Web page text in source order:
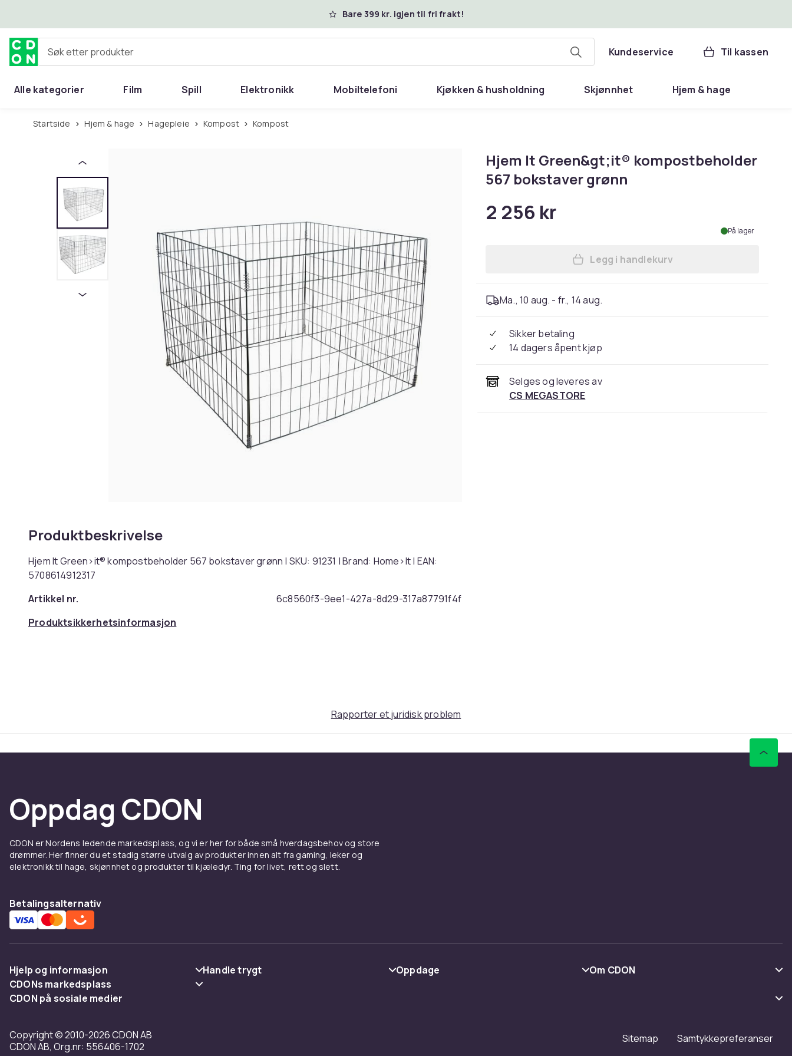
Bare 399 kr. igjen til fri frakt!
Søk etter produkter Kundeservice Til kassen
Alle kategorier Film Spill Elektronikk Mobiltelefoni Kjøkken & husholdning Skjønnhet Hjem & hage
Startside Hjem & hage Hagepleie Kompost Kompost
Produktbeskrivelse
Hjem It Green>it® kompostbeholder 567 bokstaver grønn | SKU: 91231 | Brand: Home>It | EAN:
5708614912317
Artikkel nr.
6c8560f3-9ee1-427a-8d29-317a87791f4f
Produktsikkerhetsinformasjon
Hjem It Green&gt;it® kompostbeholder
567 bokstaver grønn
2 256 kr
På lager
Legg Hjem It Green&gt;it®
Legg i handlekurv
Ma., 10 aug. - fr., 14 aug.
Sikker betaling
14 dagers åpent kjøp
Selges og leveres av
CS MEGASTORE
Rapporter et juridisk problem
Oppdag CDON
CDON er Nordens ledende markedsplass, og vi er her for både små hverdagsbehov og store
drømmer. Her finner du et stadig større utvalg av produkter innen alt fra gaming, leker og
elektronikk til hage, skjønnhet og produkter til kjæledyr. Ting for livet, rett og slett.
Betalingsalternativ
Hjelp og informasjon
Vanlige spørsmål
Angre & returner her
Handle trygt
Oppdage
Om CDON
Jobbe på CDON
CDONs markedsplass
Merchant Help Center
CDON på sosiale medier
Copyright © 2010-2026 CDON AB
CDON AB, Org.nr: 556406-1702
Sitemap Samtykkepreferanser